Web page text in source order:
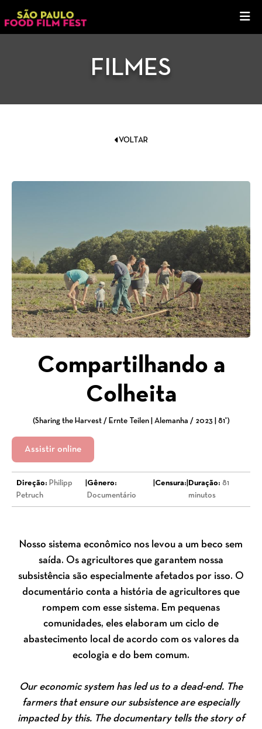
FILMES
VOLTAR
Compartilhando a
Colheita
(Sharing the Harvest / Ernte Teilen | Alemanha / 2023 | 81')
Assistir online
Direção: Philipp
Petruch
Gênero:
Documentário
Censura: Duração: 81
minutos
Nosso sistema econômico nos levou a um beco sem
saída. Os agricultores que garantem nossa
subsistência são especialmente afetados por isso. O
documentário conta a história de agricultores que
rompem com esse sistema. Em pequenas
comunidades, eles elaboram um ciclo de
abastecimento local de acordo com os valores da
ecologia e do bem comum.
Our economic system has led us to a dead-end. The
farmers that ensure our subsistence are especially
impacted by this. The documentary tells the story of